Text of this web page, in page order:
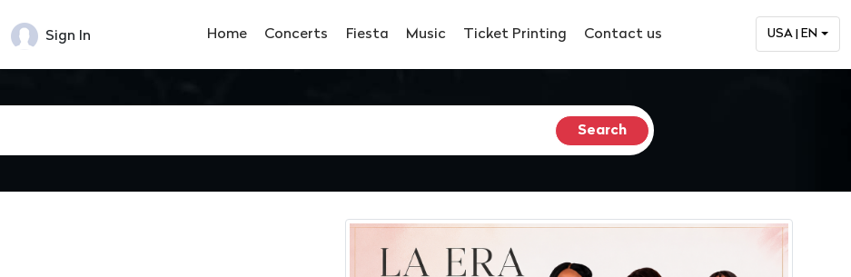
Sign In Home Concerts Fiesta Music Ticket Printing Contact us USA | EN